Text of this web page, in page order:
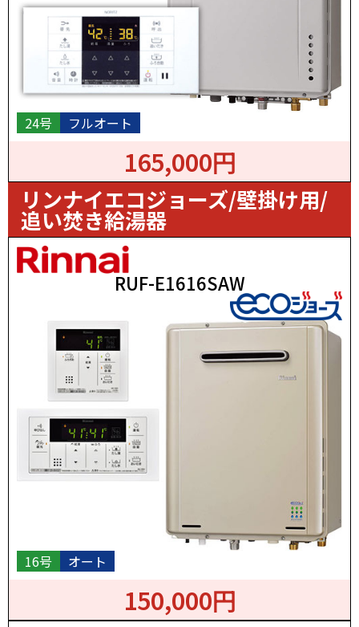
24号 フルオート
165,000円
リンナイエコジョーズ/壁掛け用/
追い焚き給湯器
RUF-E1616SAW
16号 オート
150,000円